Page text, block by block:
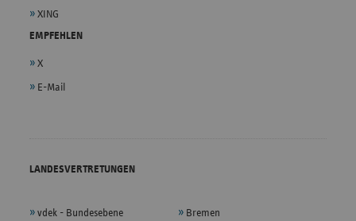
XING
EMPFEHLEN
X
E-Mail
LANDESVERTRETUNGEN
vdek - Bundesebene Bremen